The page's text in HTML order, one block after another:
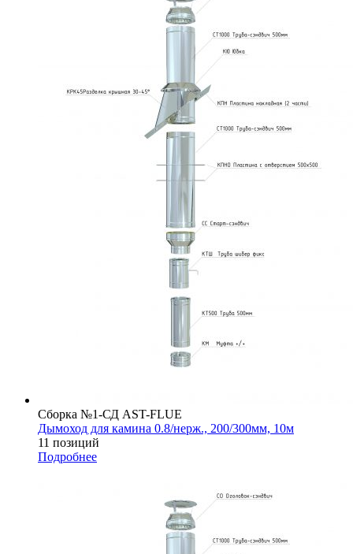
Сборка №1-СД AST-FLUE
Дымоход для камина 0.8/нерж., 200/300мм, 10м
11 позиций
Подробнее